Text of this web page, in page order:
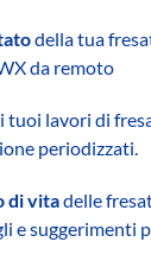
della tua
da remoto
i tuoi lavori di
periodizzati.
di vitadelle
e suggerimenti